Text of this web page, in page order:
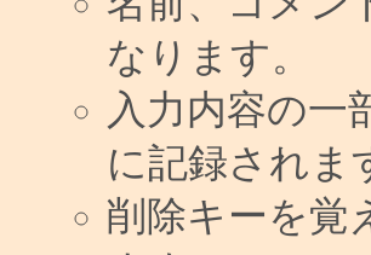
なります。
入力内容の一
に記録されま
削除キーを覚